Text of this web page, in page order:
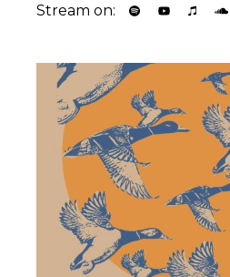
Stream on: